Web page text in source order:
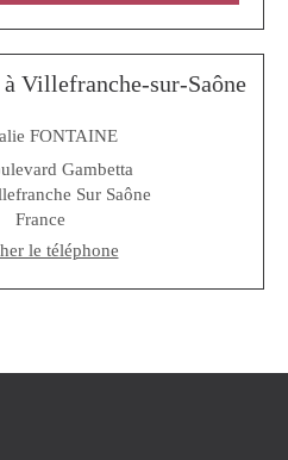
Villefranche-sur-Saône
FONTAINE
Gambetta
Sur Saône
France
le téléphone